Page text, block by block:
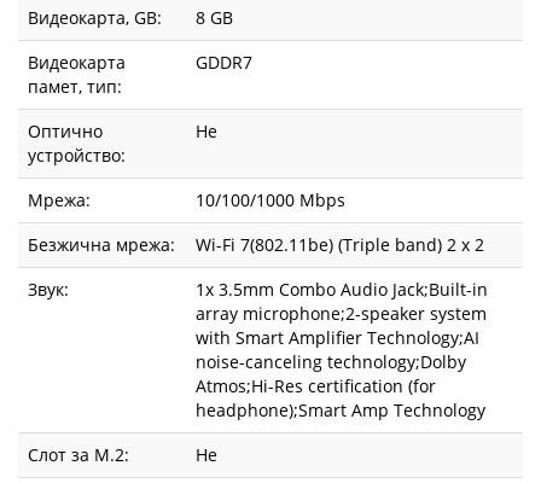
Видеокарта, GВ:
8 GB
Видеокарта
памет, тип:
GDDR7
Оптично
устройство:
Не
Мрежа:
10/100/1000 Mbps
Безжична мрежа:
Wi-Fi 7(802.11be) (Triple band) 2 x 2
Звук:
1x 3.5mm Combo Audio Jack;Built-in
array microphone;2-speaker system
with Smart Amplifier Technology;AI
noise-canceling technology;Dolby
Atmos;Hi-Res certification (for
headphone);Smart Amp Technology
Слот за М.2:
Не